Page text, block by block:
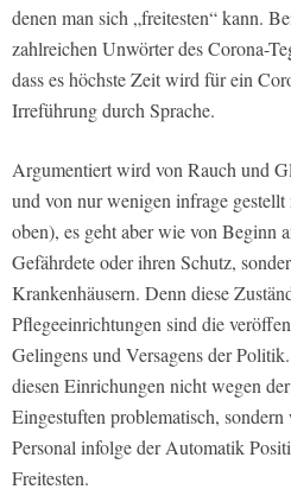
denen man sich „freitesten“ kann.
zahlreichen Unwörter des Corona-
dass es höchste Zeit wird für ein
Irreführung durch Sprache.
Argumentiert wird von Rauch und
und von nur wenigen infrage
oben), es geht aber wie von Beginn
Gefährdete oder ihren Schutz,
Krankenhäusern. Denn diese
Pflegeeinrichtungen sind die
Gelingens und Versagens der
diesen Einrichungen nicht wegen
Eingestuften problematisch,
Personal infolge der Automatik
Freitesten.